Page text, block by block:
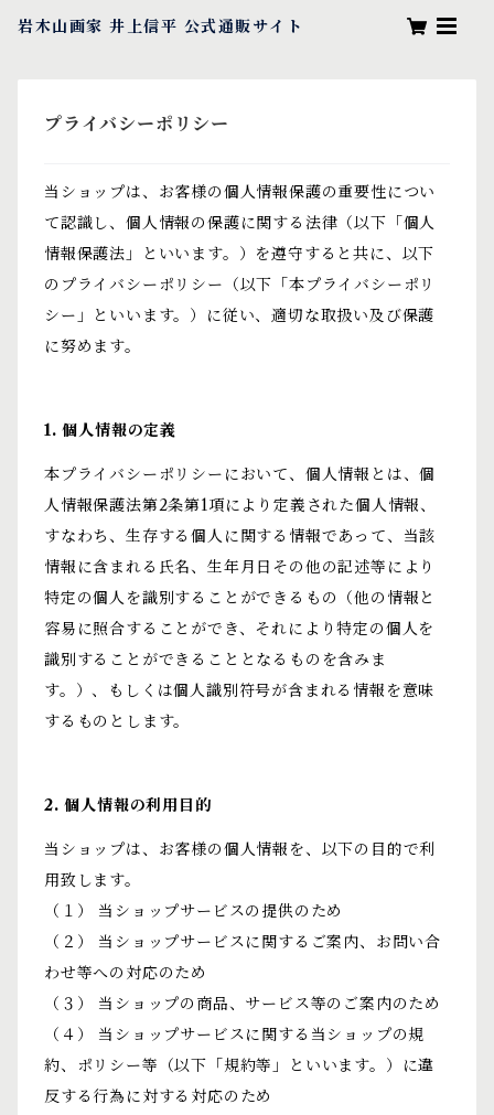
岩木山画家 井上信平 公式通販サイト
プライバシーポリシー
当ショップは、お客様の個人情報保護の重要性につい
て認識し、個人情報の保護に関する法律（以下「個人
情報保護法」といいます。）を遵守すると共に、以下
のプライバシーポリシー（以下「本プライバシーポリ
シー」といいます。）に従い、適切な取扱い及び保護
に努めます。
1. 個人情報の定義
本プライバシーポリシーにおいて、個人情報とは、個
人情報保護法第2条第1項により定義された個人情報、
すなわち、生存する個人に関する情報であって、当該
情報に含まれる氏名、生年月日その他の記述等により
特定の個人を識別することができるもの（他の情報と
容易に照合することができ、それにより特定の個人を
識別することができることとなるものを含みま
す。）、もしくは個人識別符号が含まれる情報を意味
するものとします。
2. 個人情報の利用目的
当ショップは、お客様の個人情報を、以下の目的で利
用致します。
（１） 当ショップサービスの提供のため
（２） 当ショップサービスに関するご案内、お問い合
わせ等への対応のため
（３） 当ショップの商品、サービス等のご案内のため
（４） 当ショップサービスに関する当ショップの規
約、ポリシー等（以下「規約等」といいます。）に違
反する行為に対する対応のため